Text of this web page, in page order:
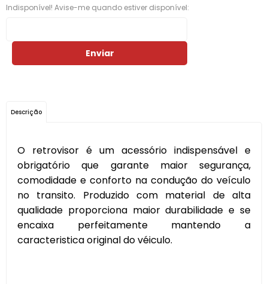
Indisponível! Avise-me quando estiver disponível:
Enviar
Descrição
O retrovisor é um acessório indispensável e
obrigatório que garante maior segurança,
comodidade e conforto na condução do veículo
no transito. Produzido com material de alta
qualidade proporciona maior durabilidade e se
encaixa perfeitamente mantendo a
caracteristica original do véiculo.